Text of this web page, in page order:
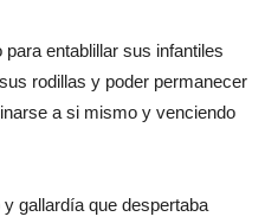
entablillar sus infantiles
rodillas y poder permanecer
a si mismo y venciendo
gallardía que despertaba